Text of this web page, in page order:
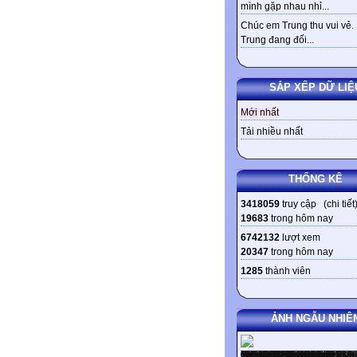
mình gặp nhau nhỉ...
Chúc em Trung thu vui vẻ.
Trung đang đối...
SẮP XẾP DỮ
Mới nhất
Tải nhiều nhất
THỐNG KÊ
3418059 truy cập (chi tiết)
19683 trong hôm nay
6742132 lượt xem
20347 trong hôm nay
1285 thành viên
ẢNH NGẪU